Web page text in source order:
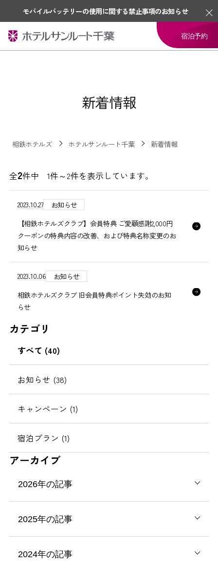
モバイルバッテリーの使用に関する禁止事項のお知らせ
宿泊予約
新着情報
相鉄ホテルズ ホテルサンルート千葉 新着情報
全2件中 1件～2件を表示しています。
2023.10.27
お知らせ
【相鉄ホテルズクラブ】会員特典 ご愛顧感謝2,000円
クーポンの特典内容の改善、および特典名称変更のお
知らせ
2023.10.06
お知らせ
相鉄ホテルズクラブ 旧会員特典ポイント失効のお知
らせ
カテゴリ
すべて (40)
お知らせ (38)
キャンペーン (1)
宿泊プラン (1)
アーカイブ
2026年の記事
2025年の記事
2024年の記事